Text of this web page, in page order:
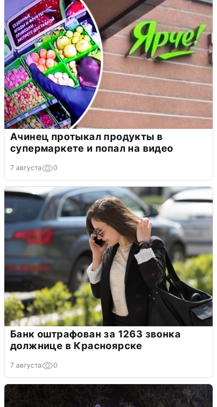
Ачинец протыкал продукты в
супермаркете и попал на видео
7 августа 0
Банк оштрафован за 1263 звонка
должнице в Красноярске
7 августа 0